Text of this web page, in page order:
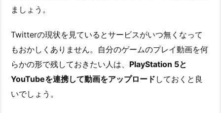
ましょう。
Twitterの現状を見ているとサービスがいつ無くなって
もおかしくありません。自分のゲームのプレイ動画を何
らかの形で残しておきたい人は、 PlayStation 5と
YouTubeを連携して動画をアップロード しておくと良
いでしょう。